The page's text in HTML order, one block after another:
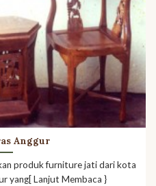
Anggur
produk furniture jati dari kota
yang[ Lanjut Membaca }